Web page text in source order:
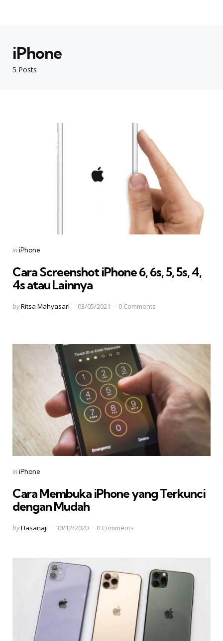
5 Posts
iPhone
Categories
Posted
iniPhone
Cara Screenshot iPhone 6, 6s, 5, 5s, 4,
4s atau Lainnya
Posted
byRitsa Mahyasari 03/05/2021 0 Comments
Categories
Posted
iniPhone
Cara Membuka iPhone yang Terkunci
dengan Mudah
Posted
byHasanaji 30/12/2020 0 Comments